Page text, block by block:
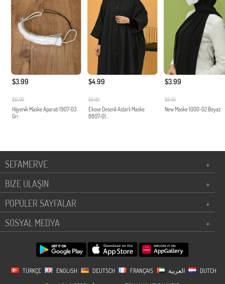
$3.99
$12.00
Hijyenik Maske Aparatı 1907-03
Gri
$4.99
$9.00
Ekose Desenli Astarlı Maske
8807-01...
$3.99
$8.00
New Maske 1000-02 Beyaz
SEFAMERVE
+
BİZE ULAŞIN
+
POPÜLER SAYFALAR
+
SOSYAL MEDYA
+
TÜRKÇE ENGLISH DEUTSCH FRANÇAIS
DUTCH